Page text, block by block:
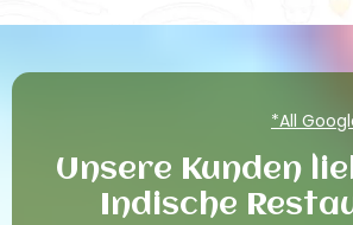
*All
Unsere Kunden
Indische